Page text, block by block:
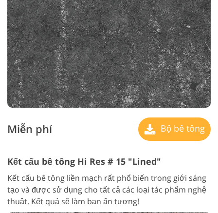
Miễn phí Bộ bê tông
Kết cấu bê tông Hi Res # 15 "Lined"
Kết cấu bê tông liền mạch rất phổ biến trong giới sáng
tạo và được sử dụng cho tất cả các loại tác phẩm nghệ
thuật. Kết quả sẽ làm bạn ấn tượng!